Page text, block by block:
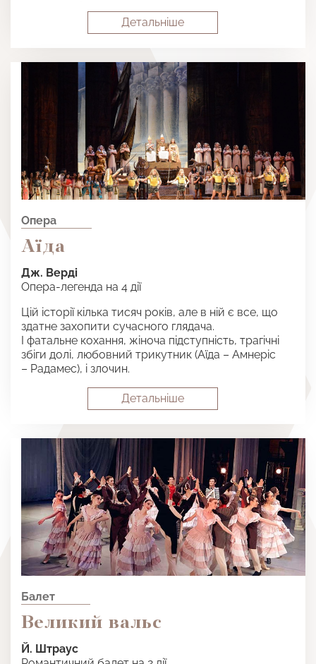
Детальнiше
Опера
Аїда
Дж. Верді
Опера-легенда на 4 дії
Цій історії кілька тисяч років, але в ній є все, що
здатне захопити сучасного глядача.
І фатальне кохання, жіноча підступність, трагічні
збіги долі, любовний трикутник (Аїда – Амнеріс
– Радамес), і злочин.
Детальнiше
Балет
Великий вальс
Й. Штраус